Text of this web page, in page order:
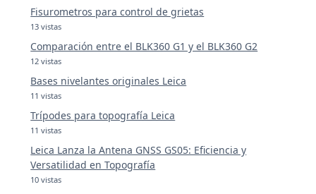
Fisurometros para control de grietas
13 vistas
Comparación entre el BLK360 G1 y el BLK360 G2
12 vistas
Bases nivelantes originales Leica
11 vistas
Trípodes para topografía Leica
11 vistas
Leica Lanza la Antena GNSS GS05: Eficiencia y
Versatilidad en Topografía
10 vistas